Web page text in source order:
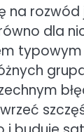
na
dla